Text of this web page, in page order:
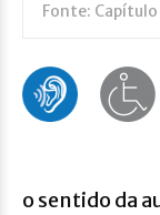
Fonte:
o sentido da